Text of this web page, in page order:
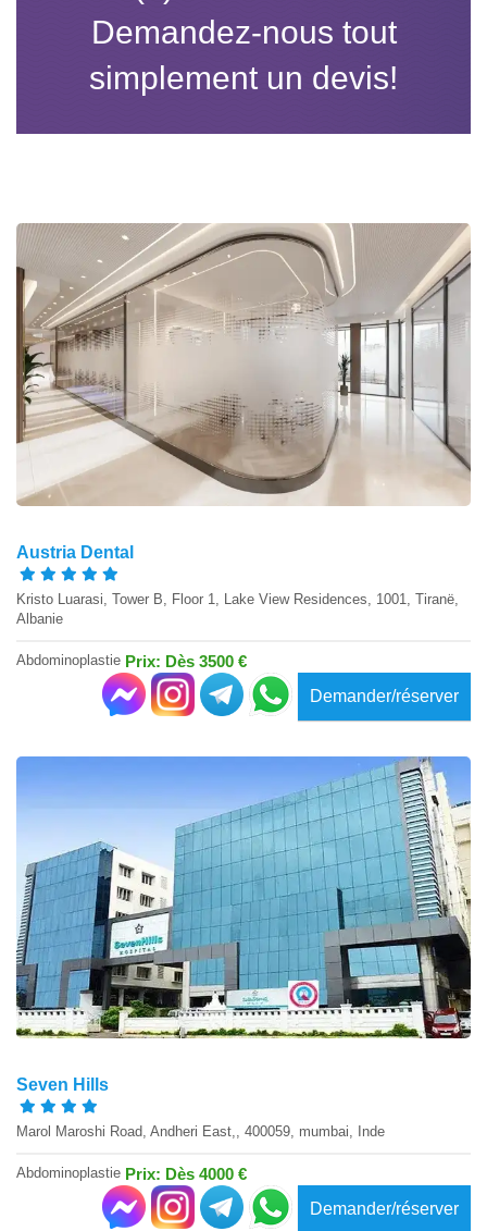
Demandez-nous tout
simplement un devis!
Austria Dental
Kristo Luarasi, Tower B, Floor 1, Lake View Residences, 1001, Tiranë,
Albanie
Abdominoplastie Prix: Dès 3500 €
Demander/réserver
Seven Hills
Marol Maroshi Road, Andheri East,, 400059, mumbai, Inde
Abdominoplastie Prix: Dès 4000 €
Demander/réserver